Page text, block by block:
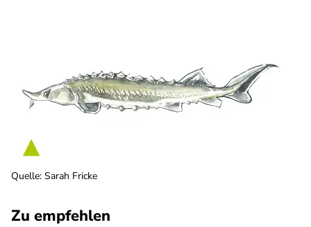
Quelle: Sarah Fricke
Zu empfehlen